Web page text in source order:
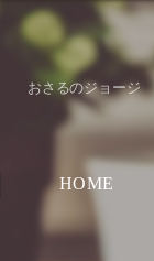
おさるのジョージ
HOME